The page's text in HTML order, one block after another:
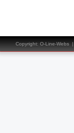
Copyright: O-Line-